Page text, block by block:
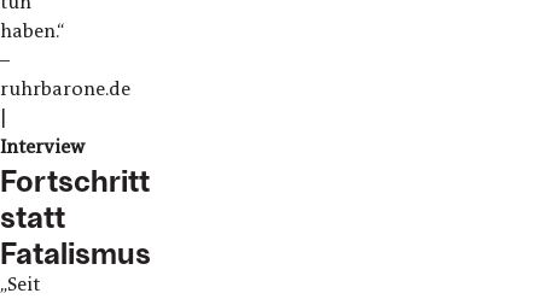
haben.“
–
ruhrbarone.de
Interview
Fortschritt
statt
Fatalismus
„Seit